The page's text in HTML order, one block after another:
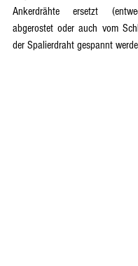
Ankerdrähte ersetzt
abgerostet oder auch vom
der Spalierdraht gespannt